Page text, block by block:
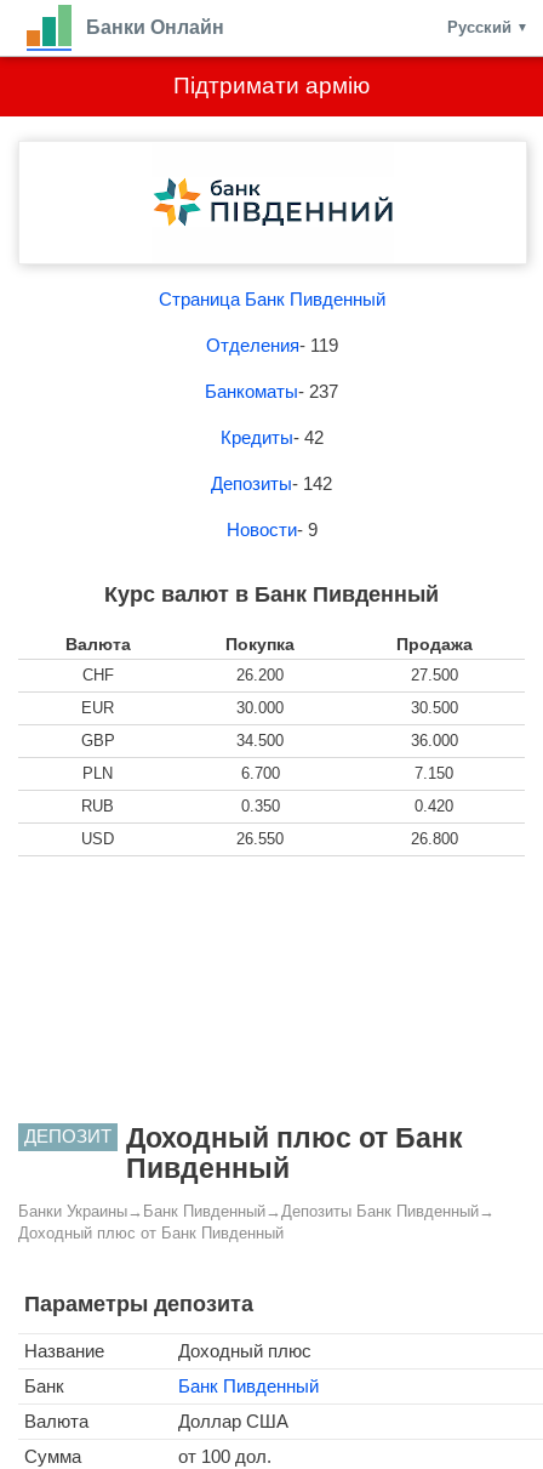
Підтримати армію
Банки Онлайн Русский ▼
Страница Банк Пивденный
Отделения- 119
Банкоматы- 237
Кредиты- 42
Депозиты- 142
Новости- 9
Курс валют в Банк Пивденный
Валюта Покупка Продажа
CHF 26.200
27.500
EUR
30.000
30.500
GBP
34.500
36.000
PLN
6.700
7.150
RUB
0.350
0.420
USD
26.550 26.800
ДЕПОЗИТ
Доходный плюс от Банк
Пивденный
Банки Украины→ Банк Пивденный→ Депозиты Банк Пивденный→
Доходный плюс от Банк Пивденный
Параметры депозита
Название
Доходный плюс
Банк
Банк Пивденный
Валюта
Доллар США
Сумма
от 100 дол.